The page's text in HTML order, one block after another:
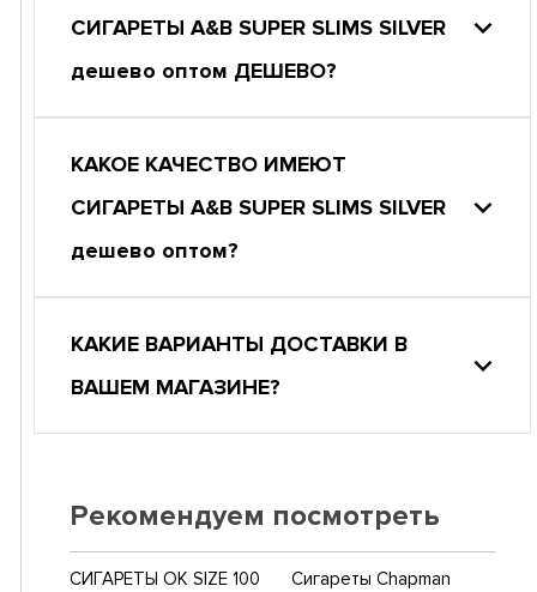
СИГАРЕТЫ A&B SUPER SLIMS SILVER
дешево оптом ДЕШЕВО?
КАКОЕ КАЧЕСТВО ИМЕЮТ
СИГАРЕТЫ A&B SUPER SLIMS SILVER
дешево оптом?
КАКИЕ ВАРИАНТЫ ДОСТАВКИ В
ВАШЕМ МАГАЗИНЕ?
Рекомендуем посмотреть
СИГАРЕТЫ OK SIZE 100
Сигареты Chapman